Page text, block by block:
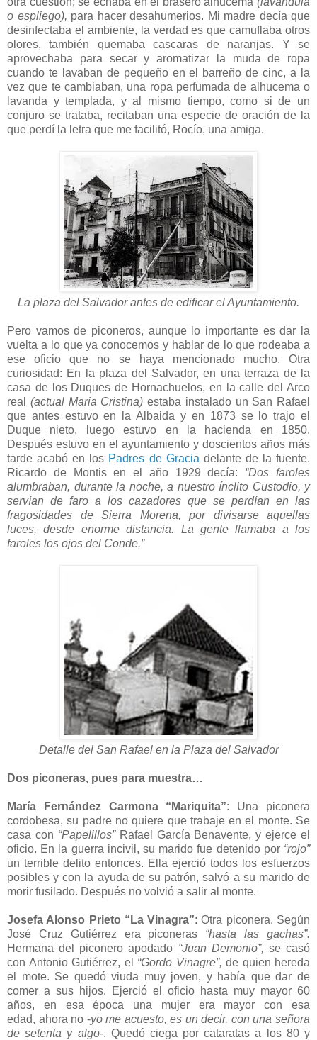
o espliego), para hacer desahumerios. Mi madre decía que
desinfectaba el ambiente, la verdad es que camuflaba otros
olores, también quemaba cascaras de naranjas. Y se
aprovechaba para secar y aromatizar la muda de ropa
cuando te lavaban de pequeño en el barreño de cinc, a la
vez que te cambiaban, una ropa perfumada de alhucema o
lavanda y templada, y al mismo tiempo, como si de un
conjuro se trataba, recitaban una especie de oración de la
que perdí la letra que me facilitó, Rocío, una amiga.
La plaza del Salvador antes de edificar el Ayuntamiento.
Pero vamos de piconeros, aunque lo importante es dar la
vuelta a lo que ya conocemos y hablar de lo que rodeaba a
ese oficio que no se haya mencionado mucho. Otra
curiosidad: En la plaza del Salvador, en una terraza de la
casa de los Duques de Hornachuelos, en la calle del Arco
real (actual Maria Cristina) estaba instalado un San Rafael
que antes estuvo en la Albaida y en 1873 se lo trajo el
Duque nieto, luego estuvo en la hacienda en 1850.
Después estuvo en el ayuntamiento y doscientos años más
tarde acabó en los Padres de Gracia delante de la fuente.
Ricardo de Montis en el año 1929 decía: “Dos faroles
alumbraban, durante la noche, a nuestro ínclito Custodio, y
servían de faro a los cazadores que se perdían en las
fragosidades de Sierra Morena, por divisarse aquellas
luces, desde enorme distancia. La gente llamaba a los
faroles los ojos del Conde.”
Detalle del San Rafael en la Plaza del Salvador
Dos piconeras, pues para muestra…
María Fernández Carmona “Mariquita”: Una piconera
cordobesa, su padre no quiere que trabaje en el monte. Se
casa con “Papelillos”Rafael García Benavente, y ejerce el
oficio. En la guerra incivil, su marido fue detenido por “rojo”
un terrible delito entonces. Ella ejerció todos los esfuerzos
posibles y con la ayuda de su patrón, salvó a su marido de
morir fusilado. Después no volvió a salir al monte.
Josefa Alonso Prieto “La Vinagra”: Otra piconera. Según
José Cruz Gutiérrez era piconeras “hasta las gachas”.
Hermana del piconero apodado “Juan Demonio”, se casó
con Antonio Gutiérrez, el “Gordo Vinagre”, de quien hereda
el mote. Se quedó viuda muy joven, y había que dar de
comer a sus hijos. Ejerció el oficio hasta muy mayor 60
años, en esa época una mujer era mayor con esa
edad, ahora no -yo me acuesto, es un decir, con una señora
de setenta y algo-. Quedó ciega por cataratas a los 80 y